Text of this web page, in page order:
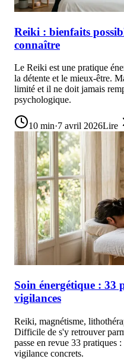
Reiki : bienfaits
connaître
Le Reiki est une pratique
la détente et le mieux-être.
limité et il ne doit jamais
psychologique.
10 min·7 avril 2026Lire
Soin énergétique : 33
vigilances
Reiki, magnétisme,
Difficile de s'y retrouver
passe en revue 33 pratiques
vigilance concrets.